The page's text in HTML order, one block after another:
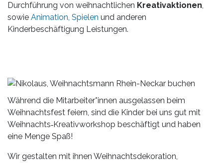
Durchführung von weihnachtlichen Kreativaktionen,
sowie Animation, Spielen und anderen
Kinderbeschäftigung Leistungen.
Während die Mitarbeiter*innen ausgelassen beim
Weihnachtsfest feiern, sind die Kinder bei uns gut mit
Weihnachts‑Kreativworkshop beschäftigt und haben
eine Menge Spaß!
Wir gestalten mit ihnen Weihnachtsdekoration,